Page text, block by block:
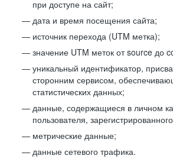
при доступе на сайт;
дата и время посещения сайта;
источник перехода (UTM метка);
значение UTM меток от source до
уникальный идентификатор,
сторонним сервисом,
статистических данных;
данные, содержащиеся в личном
пользователя,
метрические данные;
данные сетевого трафика.